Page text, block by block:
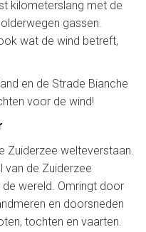
kilometerslang met de
gassen.
wat de wind betreft,
en de Strade Bianche
voor de wind!
Zuiderzee welteverstaan.
van de Zuiderzee
wereld. Omringt door
en doorsneden
tochten en vaarten.